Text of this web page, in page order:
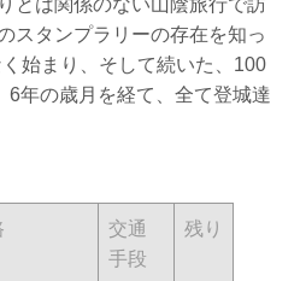
とは関係のない山陰旅行で訪
スタンプラリーの存在を知っ
始まり、そして続いた、100
6年の歳月を経て、全て登城達
交通
手段
残り